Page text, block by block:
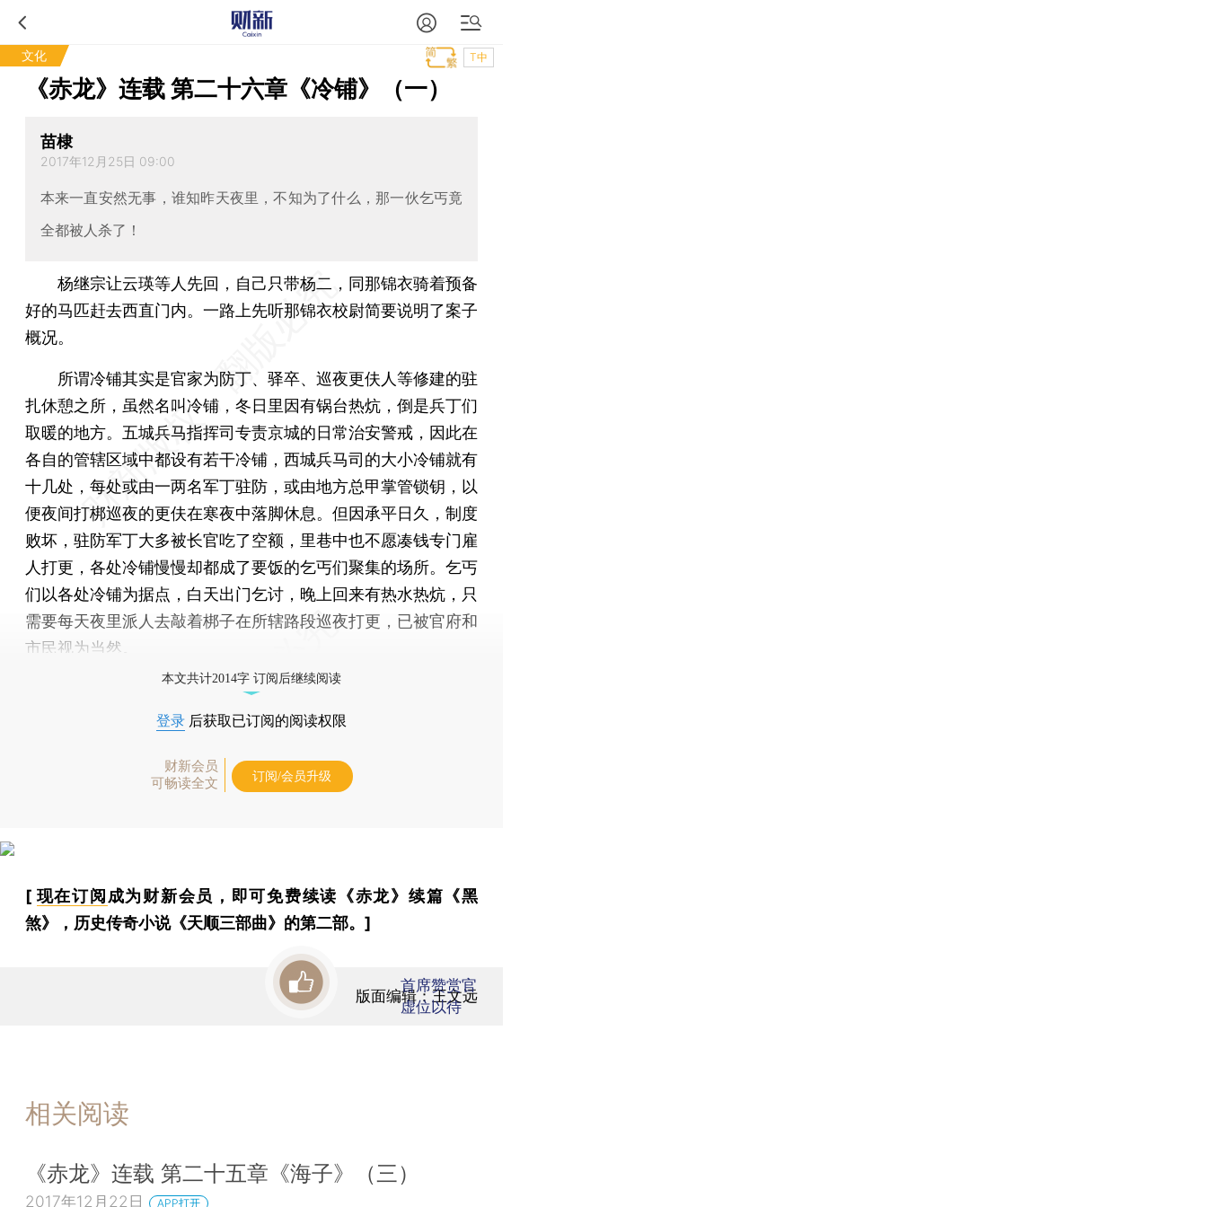
文化 T中
《赤龙》连载 第二十六章《冷铺》（一）
苗棣
2017年12月25日 09:00
本来一直安然无事，谁知昨天夜里，不知为了什么，那一伙乞丐竟
全都被人杀了！
杨继宗让云瑛等人先回，自己只带杨二，同那锦衣骑着预备
好的马匹赶去西直门内。一路上先听那锦衣校尉简要说明了案子
概况。
所谓冷铺其实是官家为防丁、驿卒、巡夜更伕人等修建的驻
扎休憩之所，虽然名叫冷铺，冬日里因有锅台热炕，倒是兵丁们
取暖的地方。五城兵马指挥司专责京城的日常治安警戒，因此在
各自的管辖区域中都设有若干冷铺，西城兵马司的大小冷铺就有
十几处，每处或由一两名军丁驻防，或由地方总甲掌管锁钥，以
便夜间打梆巡夜的更伕在寒夜中落脚休息。但因承平日久，制度
败坏，驻防军丁大多被长官吃了空额，里巷中也不愿凑钱专门雇
人打更，各处冷铺慢慢却都成了要饭的乞丐们聚集的场所。乞丐
们以各处冷铺为据点，白天出门乞讨，晚上回来有热水热炕，只
需要每天夜里派人去敲着梆子在所辖路段巡夜打更，已被官府和
市民视为当然。
本文共计2014字 订阅后继续阅读
登录 后获取已订阅的阅读权限
财新会员
可畅读全文
订阅/会员升级
[ 现在订阅成为财新会员，即可免费续读《赤龙》续篇《黑
煞》，历史传奇小说《天顺三部曲》的第二部。]
版面编辑：王文远
首席赞赏官
虚位以待
相关阅读
《赤龙》连载 第二十五章《海子》（三）
2017年12月22日 APP打开